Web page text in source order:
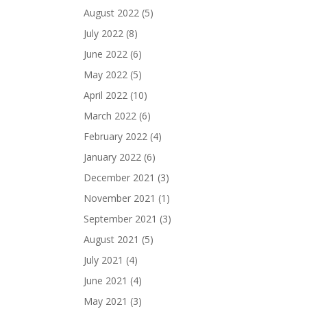
August 2022 (5)
July 2022 (8)
June 2022 (6)
May 2022 (5)
April 2022 (10)
March 2022 (6)
February 2022 (4)
January 2022 (6)
December 2021 (3)
November 2021 (1)
September 2021 (3)
August 2021 (5)
July 2021 (4)
June 2021 (4)
May 2021 (3)